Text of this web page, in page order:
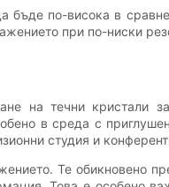
бъде по-висока в
при по-ниски
на течни кристали
в среда с
студия и
Те обикновено